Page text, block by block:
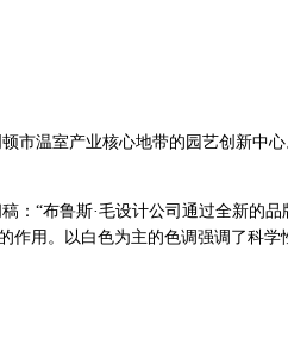
市温室产业核心地带的园艺创新中
“布鲁斯·毛设计公司通过全新的
作用。以白色为主的色调强调了科学